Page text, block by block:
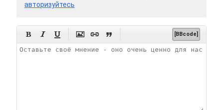
авторизуйтесь
      [BBcode]